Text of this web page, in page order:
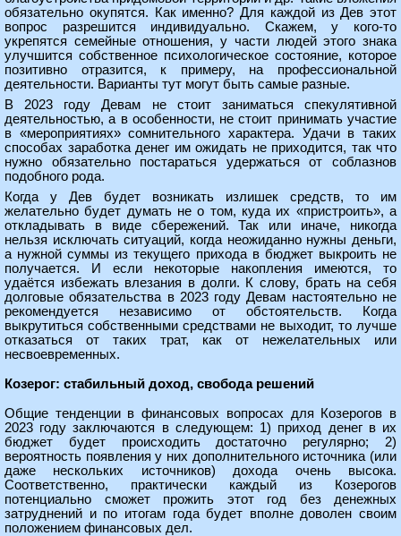
обязательно окупятся. Как именно? Для каждой из Дев этот
вопрос разрешится индивидуально. Скажем, у кого-то
укрепятся семейные отношения, у части людей этого знака
улучшится собственное психологическое состояние, которое
позитивно отразится, к примеру, на профессиональной
деятельности. Варианты тут могут быть самые разные.
В 2023 году Девам не стоит заниматься спекулятивной
деятельностью, а в особенности, не стоит принимать участие
в «мероприятиях» сомнительного характера. Удачи в таких
способах заработка денег им ожидать не приходится, так что
нужно обязательно постараться удержаться от соблазнов
подобного рода.
Когда у Дев будет возникать излишек средств, то им
желательно будет думать не о том, куда их «пристроить», а
откладывать в виде сбережений. Так или иначе, никогда
нельзя исключать ситуаций, когда неожиданно нужны деньги,
а нужной суммы из текущего прихода в бюджет выкроить не
получается. И если некоторые накопления имеются, то
удаётся избежать влезания в долги. К слову, брать на себя
долговые обязательства в 2023 году Девам настоятельно не
рекомендуется независимо от обстоятельств. Когда
выкрутиться собственными средствами не выходит, то лучше
отказаться от таких трат, как от нежелательных или
несвоевременных.
Козерог: стабильный доход, свобода решений
Общие тенденции в финансовых вопросах для Козерогов в
2023 году заключаются в следующем: 1) приход денег в их
бюджет будет происходить достаточно регулярно; 2)
вероятность появления у них дополнительного источника (или
даже нескольких источников) дохода очень высока.
Соответственно, практически каждый из Козерогов
потенциально сможет прожить этот год без денежных
затруднений и по итогам года будет вполне доволен своим
положением финансовых дел.